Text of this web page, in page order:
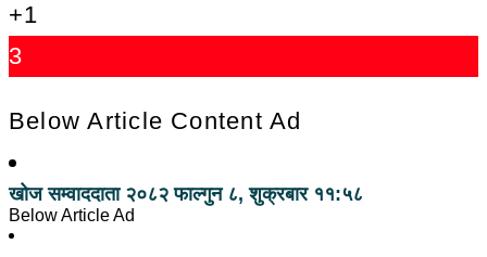
+1
3
Below Article Content Ad
खोज सम्वाददाता २०८२ फाल्गुन ८, शुक्रबार ११:५८
Below Article Ad